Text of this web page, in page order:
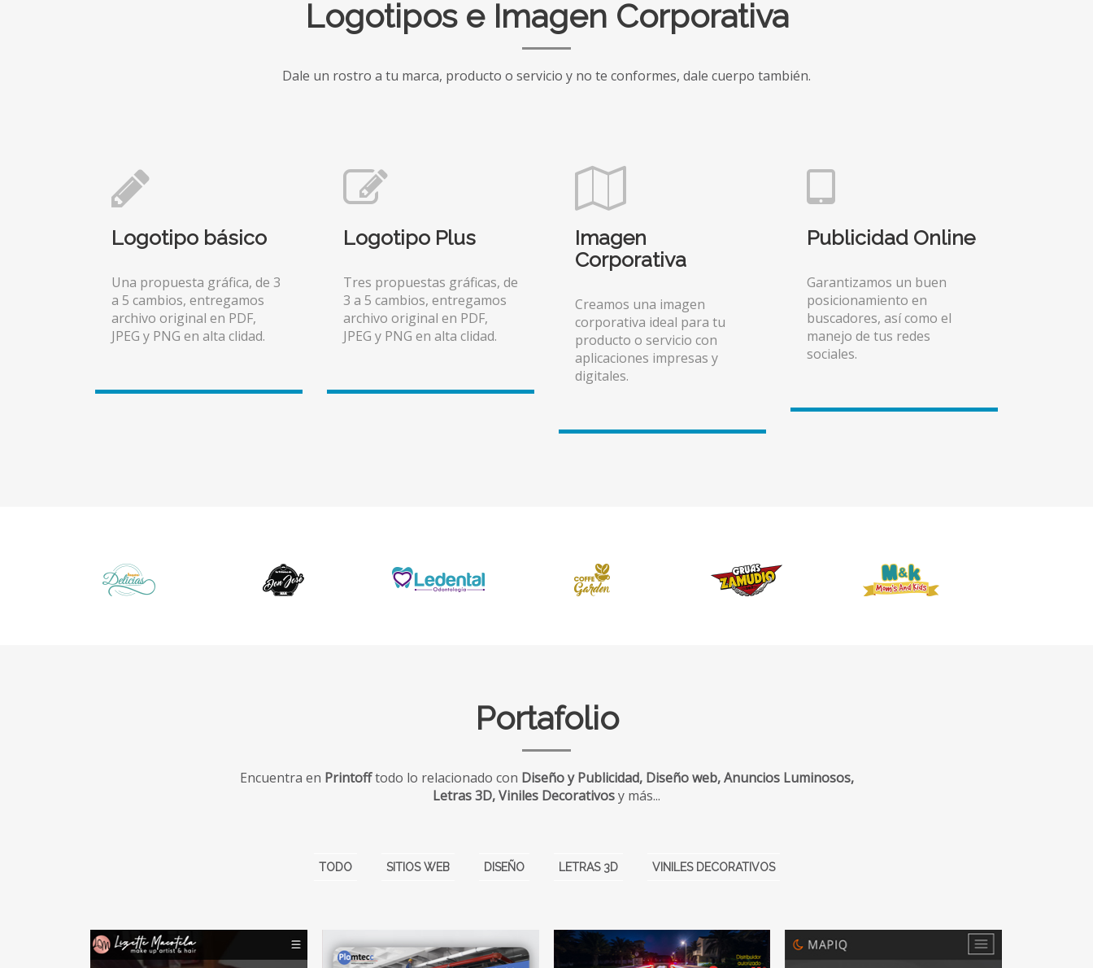
Logotipos e Imagen Corporativa
Dale un rostro a tu marca, producto o servicio y no te conformes, dale cuerpo también.
Logotipo básico
Una propuesta gráfica, de 3
a 5 cambios, entregamos
archivo original en PDF,
JPEG y PNG en alta clidad.
Logotipo Plus
Tres propuestas gráficas, de
3 a 5 cambios, entregamos
archivo original en PDF,
JPEG y PNG en alta clidad.
Imagen
Corporativa
Creamos una imagen
corporativa ideal para tu
producto o servicio con
aplicaciones impresas y
digitales.
Publicidad Online
Garantizamos un buen
posicionamiento en
buscadores, así como el
manejo de tus redes
sociales.
Portafolio
Encuentra en Printofftodo lo relacionado con Diseño y Publicidad, Diseño web, Anuncios Luminosos,
Letras 3D, Viniles Decorativosy más...
TODO SITIOS WEB DISEÑO LETRAS 3D VINILES DECORATIVOS